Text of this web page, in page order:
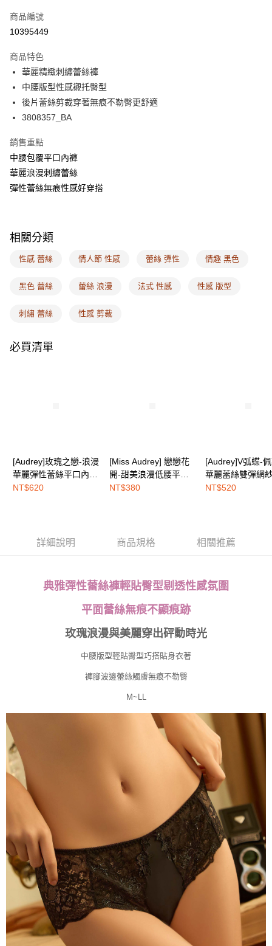
Apple Pay
Google Pay
全支付
全盈+PAY
相關說明
【關於「AFTEE先享後付」】
AFTEE先享後付是「在收到商品之後才付款」的支付方式。 讓您購物簡單
１．簡單：不需註冊會員、不需綁卡、不需儲值。
【「AFTEE先享後付」結帳流程】
結帳頁面，進行簡訊認證並確認金額後，即可完成結帳。
ATM／網路銀行／等多元方式進行付款，方視為交易完成。
購買商品的店家。未經商家同意取消之訂單仍視為有效，需透過AFTEE先享
是否繳費成功／繳費後需取消欲退款等相關疑問，請聯繫「AFTEE先享後付
任。
４．使用「AFTEE先享後付」時，將依據個別帳號之用戶狀況，依本公司即
時審查核予不同之上限額度；若仍有額度不足之情形，本公司將視審查結果
ATM付款
每筆NT$100，滿NT$1,500(含以上)免運費
付款後全家取貨
每筆NT$100，滿NT$1,500(含以上)免運費
每筆NT$100，滿NT$1,500(含以上)免運費
商品編號
10395449
商品特色
華麗精緻刺繡蕾絲褲
中腰版型性感襯托臀型
後片蕾絲剪裁穿著無痕不勒臀更舒適
3808357_BA
銷售重點
中腰包覆平口內褲
華麗浪漫刺繡蕾絲
彈性蕾絲無痕性感好穿搭
相關分類
性感 蕾絲 情人節 性感 蕾絲 彈性 情趣 黑色
黑色 蕾絲 蕾絲 浪漫 法式 性感 性感 版型
刺繡 蕾絲 性感 剪裁
必買清單
[Audrey]玫瑰之戀-浪漫
華麗彈性蕾絲平口內
褲-蜜糖粉
NT$620
[Miss Audrey] 戀戀花
開-甜美浪漫低腰平口
內褲-夜戀花語黑
NT$380
[Audrey]V弧蝶-
華麗蕾絲雙彈網
無痕平口內褲-神
NT$520
詳細說明 商品規格 相關推薦
典雅彈性蕾絲褲輕貼臀型剔透性感氛圍
平面蕾絲無痕不顯痕跡
玫瑰浪漫與美麗穿出砰動時光
中腰版型輕貼臀型巧搭貼身衣著
褲腳波邊蕾絲觸膚無痕不勒臀
M~LL